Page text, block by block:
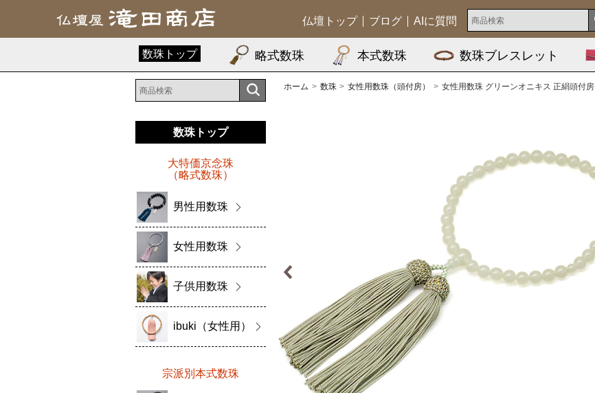
仏壇トップ ブログ AIに質問
数珠トップ 略式数珠 本式数珠 数珠ブレスレット
ホーム 数珠 女性用数珠（頭付房） 女性用数珠 グリーンオニキス 正絹頭付房
数珠トップ
大特価京念珠
（略式数珠）
男性用数珠
女性用数珠
子供用数珠
ibuki（女性用）
宗派別本式数珠